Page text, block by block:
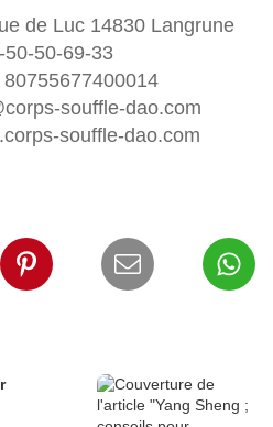
de Luc 14830 Langrune
50-50-69-33
80755677400014
souffle-dao.com
souffle-dao.com